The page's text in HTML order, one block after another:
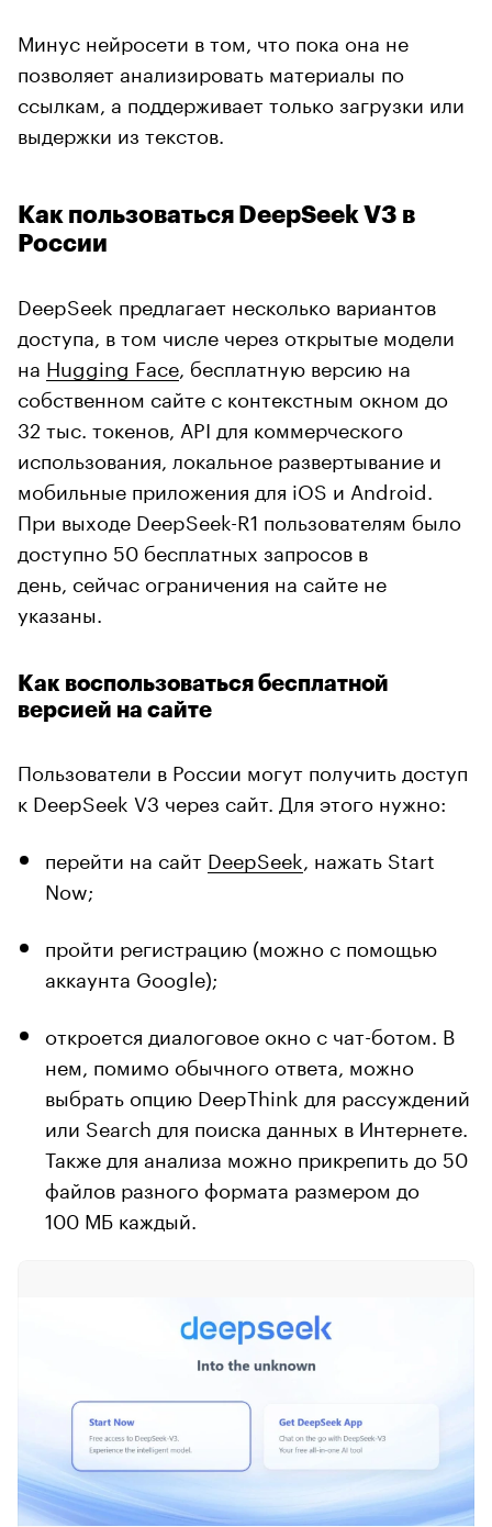
Минус нейросети в том, что пока она не
позволяет анализировать материалы по
ссылкам, а поддерживает только загрузки или
выдержки из текстов.
Как пользоваться DeepSeek V3 в
России
DeepSeek предлагает несколько вариантов
доступа, в том числе через открытые модели
на Hugging Face , бесплатную версию на
собственном сайте с контекстным окном до
32 тыс. токенов, API для коммерческого
использования, локальное развертывание и
мобильные приложения для iOS и Android.
При выходе DeepSeek-R1 пользователям было
доступно 50 бесплатных запросов в
день, сейчас ограничения на сайте не
указаны.
Как воспользоваться бесплатной
версией на сайте
Пользователи в России могут получить доступ
к DeepSeek V3 через сайт. Для этого нужно:
перейти на сайт DeepSeek , нажать Start
Now;
пройти регистрацию (можно с помощью
аккаунта Google);
откроется диалоговое окно с чат-ботом. В
нем, помимо обычного ответа, можно
выбрать опцию DeepThink для рассуждений
или Search для поиска данных в Интернете.
Также для анализа можно прикрепить до 50
файлов разного формата размером до
100 МБ каждый.